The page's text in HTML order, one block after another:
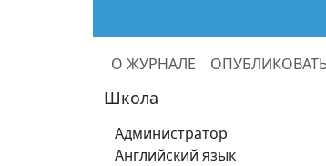
О ЖУРНАЛЕ
Школа
Администратор
Английский язык